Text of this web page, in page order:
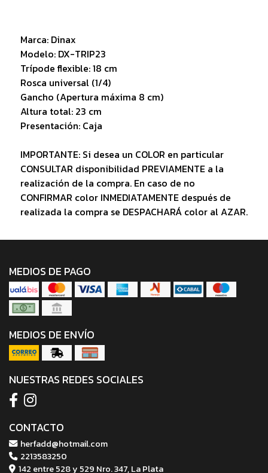
Marca: Dinax
Modelo: DX-TRIP23
Trípode flexible: 18 cm
Rosca universal (1/4)
Gancho (Apertura máxima 8 cm)
Altura total: 23 cm
Presentación: Caja
IMPORTANTE: Si desea un COLOR en particular
CONSULTAR disponibilidad PREVIAMENTE a la
realización de la compra. En caso de no
CONFIRMAR color INMEDIATAMENTE después de
realizada la compra se DESPACHARÁ color al AZAR.
MEDIOS DE PAGO
MEDIOS DE ENVÍO
NUESTRAS REDES SOCIALES
CONTACTO
herfadd@hotmail.com
2213583250
142 entre 528 y 529 Nro. 347, La Plata